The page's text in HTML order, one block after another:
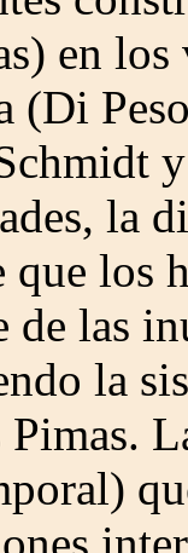
en
(Di
la
que los
de las
la